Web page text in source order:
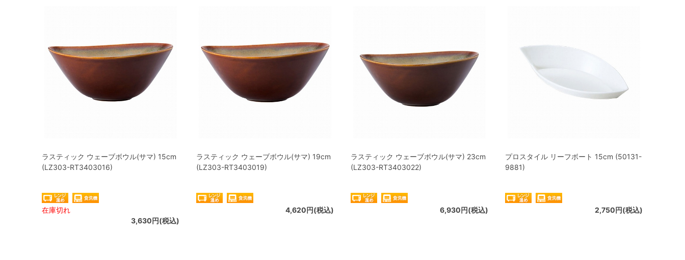
ラスティック ウェーブボウル(サマ) 15cm
(LZ303-RT3403016)
在庫切れ
3,630円(税込)
ラスティック ウェーブボウル(サマ) 19cm
(LZ303-RT3403019)
4,620円(税込)
ラスティック ウェーブボウル(サマ) 23cm
(LZ303-RT3403022)
6,930円(税込)
プロスタイル リーフボート 15cm (50131-
9881)
2,750円(税込)